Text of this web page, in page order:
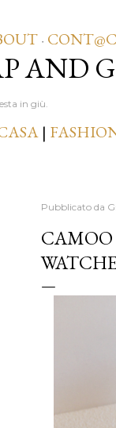
·
AND
in giù.
|
Pubblicato da
CAMOO